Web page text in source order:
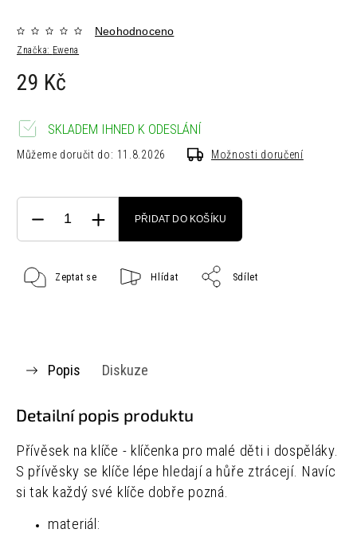
Značka: Ewena
Neohodnoceno
29 Kč
SKLADEM IHNED K ODESLÁNÍ
Můžeme doručit do: 11.8.2026 Možnosti doručení
PŘIDAT DO KOŠÍKU
Zeptat se Hlídat Sdílet
Popis Diskuze
Detailní popis produktu
Přívěsek na klíče - klíčenka pro malé děti i dospěláky.
S přívěsky se klíče lépe hledají a hůře ztrácejí. Navíc
si tak každý své klíče dobře pozná.
materiál: